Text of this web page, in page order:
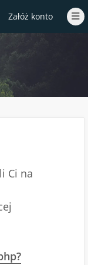
Załóż konto
Ci na